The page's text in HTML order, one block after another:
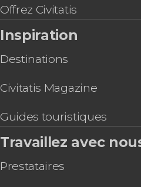
Visite guidée du
Reales
Visite guidée du palais
Offrez Civitatis
Inspiration
Destinations
Civitatis Magazine
Guides touristiques
Travaillez avec
Prestataires